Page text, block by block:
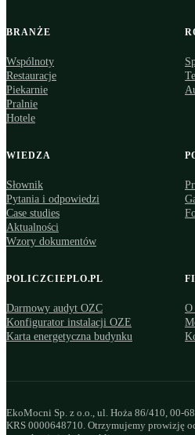
BRANŻE
Wspólnoty
Restauracje
Piekarnie
Pralnie
Hotele
WIEDZA
Słownik
Pytania i odpowiedzi
Case studies
Aktualności
Wzory dokumentów
POLICZCIEPLO.PL
Darmowy audyt OZC
Konfigurator instalacji OZE
Karta energetyczna budynku
O
EkoMocni Sp. z o.o., ul. Hoża 86/410, 00-
KRS 0000648710. Otrzymujemy prowizję